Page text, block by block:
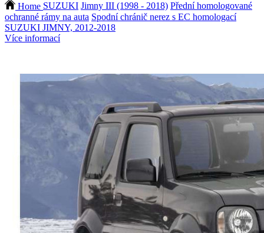
Home SUZUKI Jimny III (1998 - 2018) Přední homologované
ochranné rámy na auta Spodní chránič nerez s EC homologací
SUZUKI JIMNY, 2012-2018
Více informací